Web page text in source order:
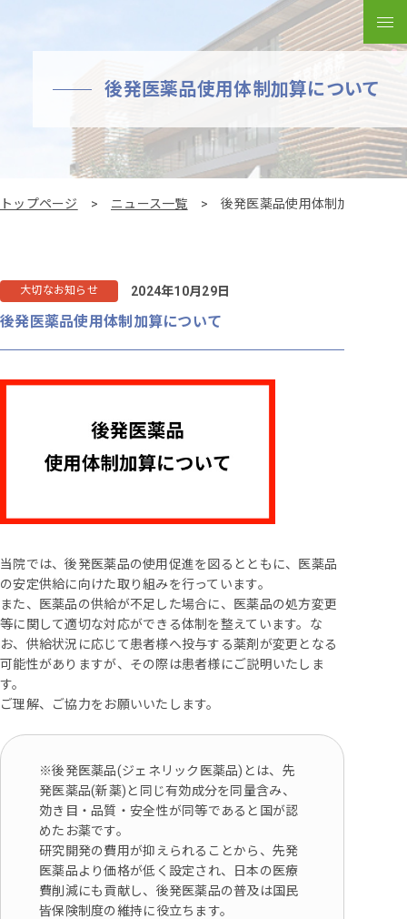
メ
後発医薬品使用体制加算について
トップページ ニュース一覧 後発医薬品使用体制加算につい
大切なお知らせ 2024年10月29日
後発医薬品使用体制加算について
当院では、後発医薬品の使用促進を図るとともに、医薬品
の安定供給に向けた取り組みを行っています。
また、医薬品の供給が不足した場合に、医薬品の処方変更
等に関して適切な対応ができる体制を整えています。な
お、供給状況に応じて患者様へ投与する薬剤が変更となる
可能性がありますが、その際は患者様にご説明いたしま
す。
ご理解、ご協力をお願いいたします。
※後発医薬品(ジェネリック医薬品)とは、先
発医薬品(新薬)と同じ有効成分を同量含み、
効き目・品質・安全性が同等であると国が認
めたお薬です。
研究開発の費用が抑えられることから、先発
医薬品より価格が低く設定され、日本の医療
費削減にも貢献し、後発医薬品の普及は国民
皆保険制度の維持に役立ちます。